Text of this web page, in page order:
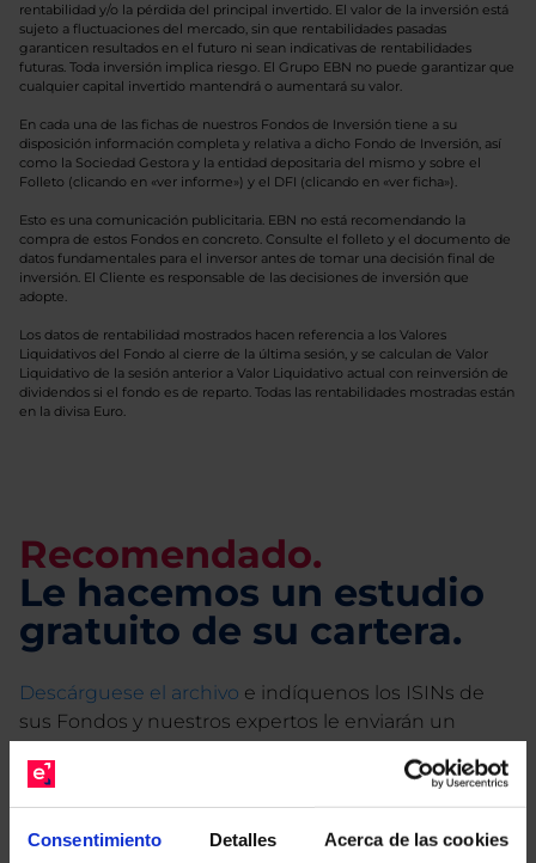
Consentimiento Detalles Acerca de las cookies
rentabilidad y/o la pérdida del principal invertido. El valor de la inversión está
sujeto a fluctuaciones del mercado, sin que rentabilidades pasadas
garanticen resultados en el futuro ni sean indicativas de rentabilidades
futuras. Toda inversión implica riesgo. El Grupo EBN no puede garantizar que
cualquier capital invertido mantendrá o aumentará su valor.
En cada una de las fichas de nuestros Fondos de Inversión tiene a su
disposición información completa y relativa a dicho Fondo de Inversión, así
como la Sociedad Gestora y la entidad depositaria del mismo y sobre el
Folleto (clicando en «ver informe») y el DFI (clicando en «ver ficha»).
Esto es una comunicación publicitaria. EBN no está recomendando la
compra de estos Fondos en concreto. Consulte el folleto y el documento de
datos fundamentales para el inversor antes de tomar una decisión final de
inversión. El Cliente es responsable de las decisiones de inversión que
adopte.
Los datos de rentabilidad mostrados hacen referencia a los Valores
Liquidativos del Fondo al cierre de la última sesión, y se calculan de Valor
Liquidativo de la sesión anterior a Valor Liquidativo actual con reinversión de
dividendos si el fondo es de reparto. Todas las rentabilidades mostradas están
en la divisa Euro.
Recomendado.
Le hacemos un estudio
gratuito de su cartera.
Descárguese el archivo e indíquenos los ISINs de
sus Fondos y nuestros expertos le enviarán un
Limpias con las que podrá ahorrar en sus costes.